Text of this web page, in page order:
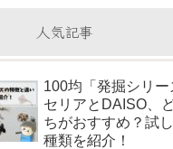
人気記事
100均「発掘シリー
セリアとDAISO、
ちがおすすめ？試
種類を紹介！